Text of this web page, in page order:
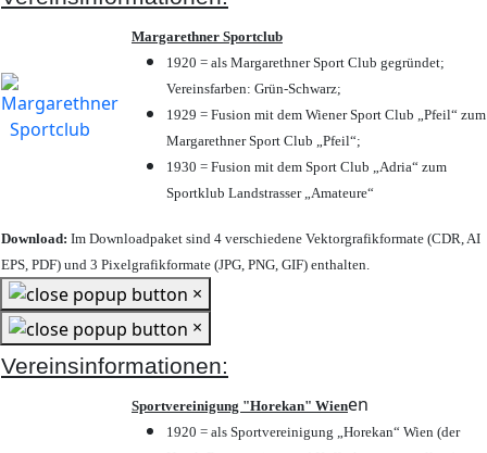
Margarethner Sportclub
1920 = als Margarethner Sport Club gegründet;
Vereinsfarben: Grün-Schwarz;
1929 = Fusion mit dem Wiener Sport Club „Pfeil“ zum
Margarethner Sport Club „Pfeil“;
1930 = Fusion mit dem Sport Club „Adria“ zum
Sportklub Landstrasser „Amateure“
Download: Im Downloadpaket sind 4 verschiedene Vektorgrafikformate (CDR, AI
EPS, PDF) und 3 Pixelgrafikformate (JPG, PNG, GIF) enthalten.
×
×
Vereinsinformationen:
Sportvereinigung "Horekan" Wienen
1920 = als Sportvereinigung „Horekan“ Wien (der